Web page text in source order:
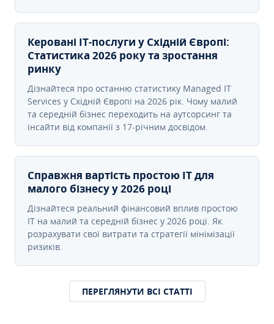
Керовані ІТ-послуги у Східній Європі:
Статистика 2026 року та зростання
ринку
Дізнайтеся про останню статистику Managed IT
Services у Східній Європі на 2026 рік. Чому малий
та середній бізнес переходить на аутсорсинг та
інсайти від компанії з 17-річним досвідом.
Справжня вартість простою IT для
малого бізнесу у 2026 році
Дізнайтеся реальний фінансовий вплив простою
IT на малий та середній бізнес у 2026 році. Як
розрахувати свої витрати та стратегії мінімізації
ризиків.
ПЕРЕГЛЯНУТИ ВСІ СТАТТІ